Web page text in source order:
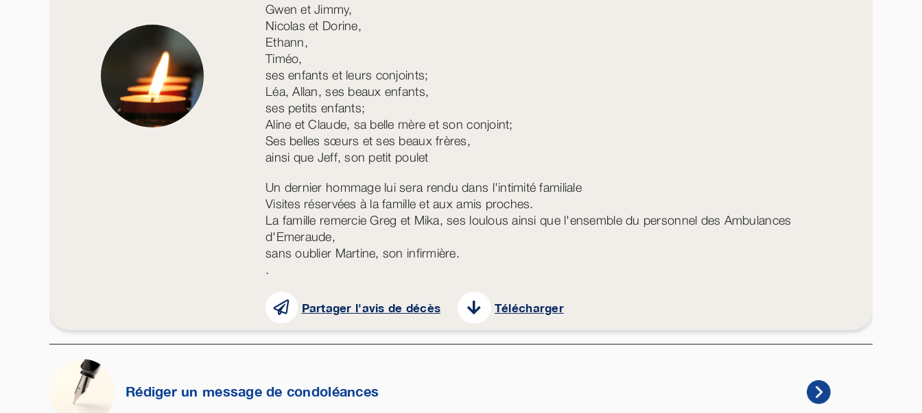
Gwen et Jimmy,
Nicolas et Dorine,
Ethann,
Timéo,
ses enfants et leurs conjoints;
Léa, Allan, ses beaux enfants,
ses petits enfants;
Aline et Claude, sa belle mère et son conjoint;
Ses belles sœurs et ses beaux frères,
ainsi que Jeff, son petit poulet
Un dernier hommage lui sera rendu dans l'intimité familiale
Visites réservées à la famille et aux amis proches.
La famille remercie Greg et Mika, ses loulous ainsi que l'ensemble du personnel des Ambulances
d'Emeraude,
sans oublier Martine, son infirmière.
.
Partager l'avis de décès Télécharger
Rédiger un message de condoléances